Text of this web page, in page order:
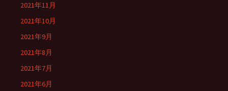
2021年11月
2021年10月
2021年9月
2021年8月
2021年7月
2021年6月